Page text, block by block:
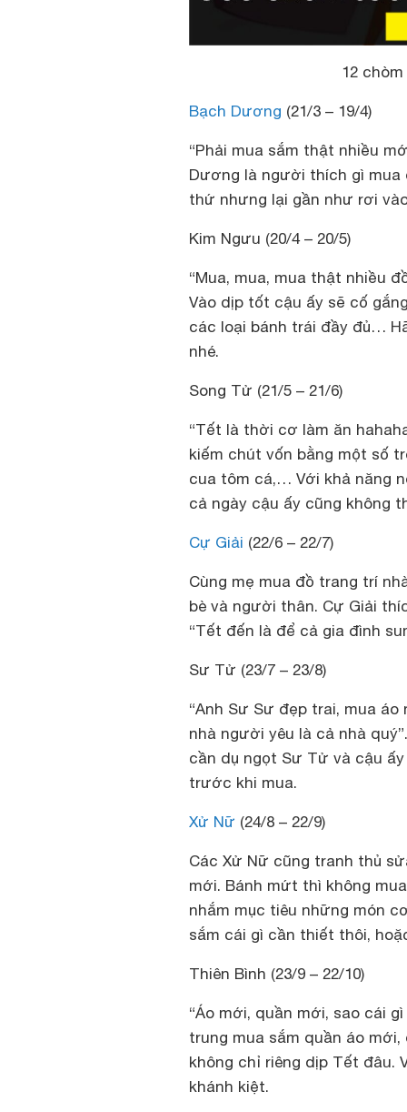
12
Bạch Dương (21/3 – 19/4)
“Phải mua sắm thật nhiều
Dương là người thích gì mua
thứ nhưng lại gần như rơi
Kim Ngưu (20/4 – 20/5)
“Mua, mua, mua thật nhiều
Vào dịp tốt cậu ấy sẽ cố
các loại bánh trái đầy đủ…
nhé.
Song Tử (21/5 – 21/6)
“Tết là thời cơ làm ăn
kiếm chút vốn bằng một số
cua tôm cá,… Với khả năng
cả ngày cậu ấy cũng không
Cự Giải (22/6 – 22/7)
Cùng mẹ mua đồ trang trí
bè và người thân. Cự Giải
“Tết đến là để cả gia đình
Sư Tử (23/7 – 23/8)
“Anh Sư Sư đẹp trai, mua
nhà người yêu là cả nhà
cần dụ ngọt Sư Tử và cậu
trước khi mua.
Xử Nữ (24/8 – 22/9)
Các Xử Nữ cũng tranh thủ
mới. Bánh mứt thì không
nhắm mục tiêu những món
sắm cái gì cần thiết thôi,
Thiên Bình (23/9 – 22/10)
“Áo mới, quần mới, sao cái
trung mua sắm quần áo
không chỉ riêng dịp Tết đâu.
khánh kiệt.